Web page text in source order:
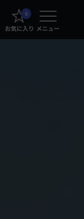
0
お気に入り メニュー